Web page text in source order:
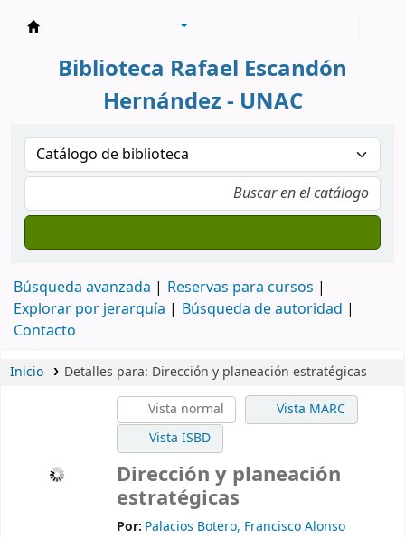
Biblioteca Rafael Escandón
Hernández - UNAC
Búsqueda avanzada
Reservas para cursos
Explorar por jerarquía
Búsqueda de autoridad
Contacto
Inicio Detalles para: Dirección y planeación estratégicas
Vista normal
Vista MARC
Vista ISBD
Dirección y planeación
estratégicas
Por: Palacios Botero, Francisco Alonso